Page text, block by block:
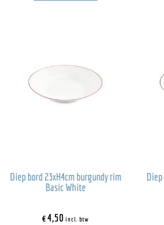
Diep bord 23xH4cm burgundy rim
Basic White
€4,50 incl. btw